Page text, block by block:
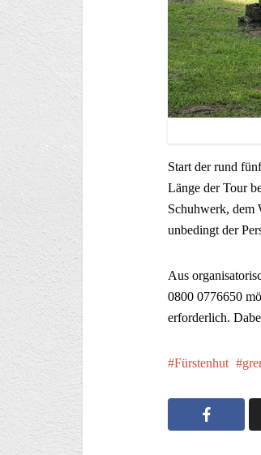
Start der rund
Länge der Tour
Schuhwerk, dem
unbedingt der
Aus
0800 0776650
erforderlich.
Fürstenhut